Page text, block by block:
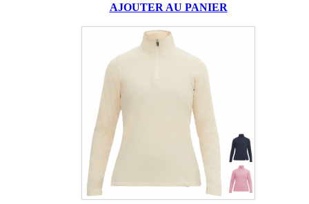
AJOUTER AU PANIER